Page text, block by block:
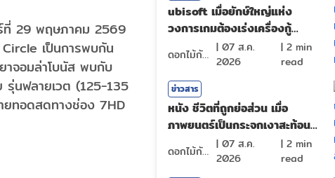
ที่ 29 พฤษภาคม 2569
เป็นการพบกัน
าจอมล่าโบนัส พบกับ
รุ่นฟลายเวต (125-135
ยทอดสดทางช่อง 7HD
ubisoft เมื่อยักษ์ใหญ่แห่ง
วงการเกมต้องเร่งเครื่องกู้
ศรัทธา
ดอกไม้กับสายน้ำ | 07 ส.ค.
2026
| 2min
read
ข่าวสาร
หนัง ชีวิตที่ถูกย่อส่วน เมื่อ
ภาพยนตร์เป็นกระจกเงาสะท้อน
ตัวตน
ดอกไม้กับสายน้ำ | 07 ส.ค.
2026
| 2min
read